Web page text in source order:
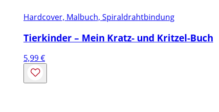
Hardcover, Malbuch, Spiraldrahtbindung
Tierkinder – Mein Kratz- und Kritzel-Buch
5,99€